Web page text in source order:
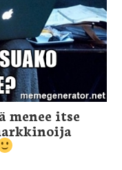
menee itse